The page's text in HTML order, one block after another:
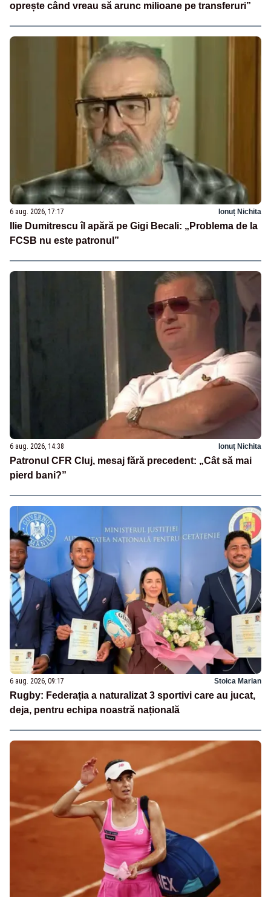
oprește când vreau să arunc milioane pe transferuri”
6 aug. 2026, 17:17 Ionuț Nichita
Ilie Dumitrescu îl apără pe Gigi Becali: „Problema de la
FCSB nu este patronul”
6 aug. 2026, 14:38 Ionuț Nichita
Patronul CFR Cluj, mesaj fără precedent: „Cât să mai
pierd bani?”
6 aug. 2026, 09:17 Stoica Marian
Rugby: Federația a naturalizat 3 sportivi care au jucat,
deja, pentru echipa noastră națională